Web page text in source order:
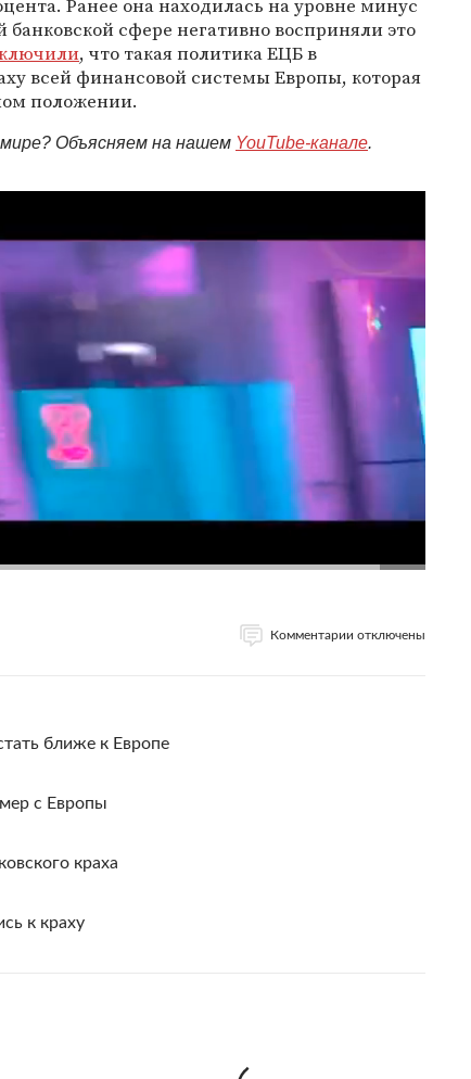
Ранее она находилась на уровне минус
банковской сфере негативно восприняли это
, что такая политика ЕЦБ в
всей финансовой системы Европы, которая
положении.
Объясняем на нашем YouTube-канале.
Комментарии отключены
ближе к Европе
с Европы
краха
к краху